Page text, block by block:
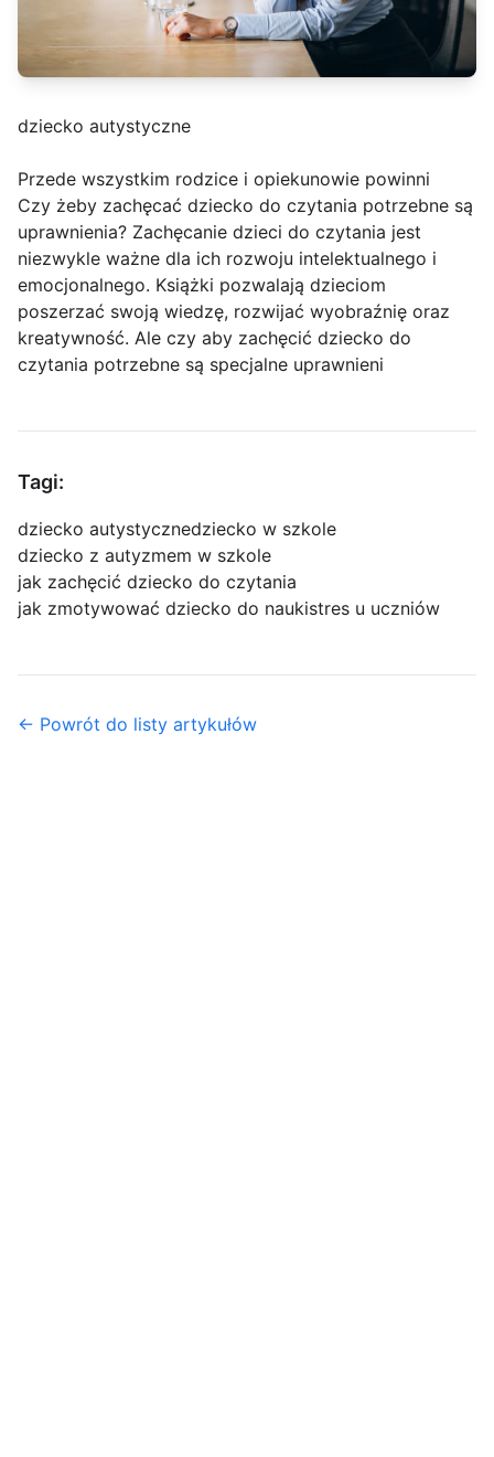
dziecko autystyczne
Przede wszystkim rodzice i opiekunowie powinni
Czy żeby zachęcać dziecko do czytania potrzebne są
uprawnienia? Zachęcanie dzieci do czytania jest
niezwykle ważne dla ich rozwoju intelektualnego i
emocjonalnego. Książki pozwalają dzieciom
poszerzać swoją wiedzę, rozwijać wyobraźnię oraz
kreatywność. Ale czy aby zachęcić dziecko do
czytania potrzebne są specjalne uprawnieni
Tagi:
dziecko autystycznedziecko w szkole
dziecko z autyzmem w szkole
jak zachęcić dziecko do czytania
jak zmotywować dziecko do naukistres u uczniów
← Powrót do listy artykułów